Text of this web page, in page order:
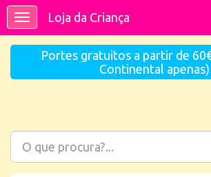
ToggleLoja da Criança
Portes gratuitos a partir de
Continental apenas)